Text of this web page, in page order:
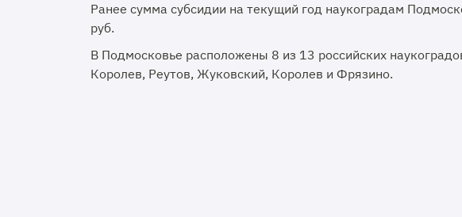
Ранее сумма субсидии на текущий год наукоградам
руб.
В Подмосковье расположены 8 из 13 российских
Королев, Реутов, Жуковский, Королев и Фрязино.